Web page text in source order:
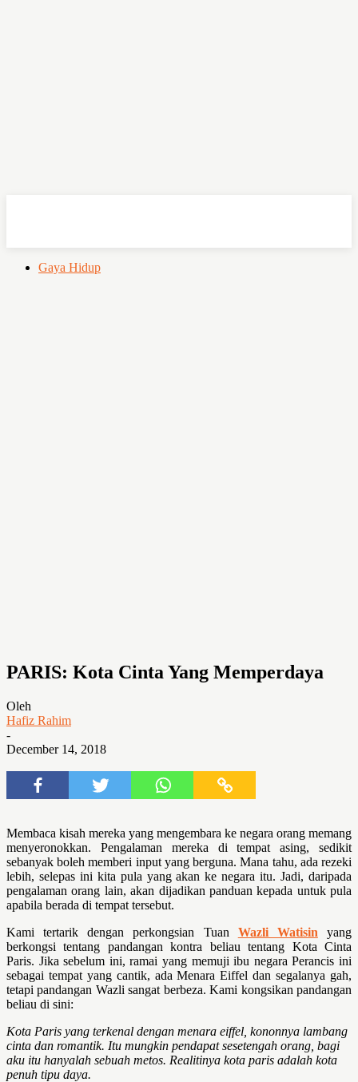
Gaya Hidup
PARIS: Kota Cinta Yang Memperdaya
Oleh
Hafiz Rahim
-
December 14, 2018
Membaca kisah mereka yang mengembara ke negara orang memang
menyeronokkan. Pengalaman mereka di tempat asing, sedikit
sebanyak boleh memberi input yang berguna. Mana tahu, ada rezeki
lebih, selepas ini kita pula yang akan ke negara itu. Jadi, daripada
pengalaman orang lain, akan dijadikan panduan kepada untuk pula
apabila berada di tempat tersebut.
Kami tertarik dengan perkongsian Tuan Wazli Watisin yang
berkongsi tentang pandangan kontra beliau tentang Kota Cinta
Paris. Jika sebelum ini, ramai yang memuji ibu negara Perancis ini
sebagai tempat yang cantik, ada Menara Eiffel dan segalanya gah,
tetapi pandangan Wazli sangat berbeza. Kami kongsikan pandangan
beliau di sini:
Kota Paris yang terkenal dengan menara eiffel, kononnya lambang
cinta dan romantik. Itu mungkin pendapat sesetengah orang, bagi
aku itu hanyalah sebuah metos. Realitinya kota paris adalah kota
penuh tipu daya.